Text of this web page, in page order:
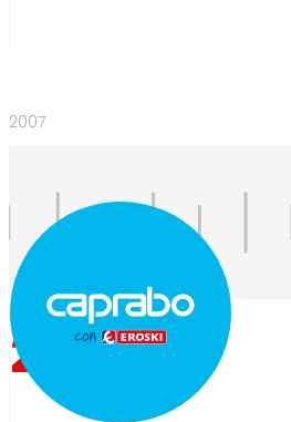
2007
2007